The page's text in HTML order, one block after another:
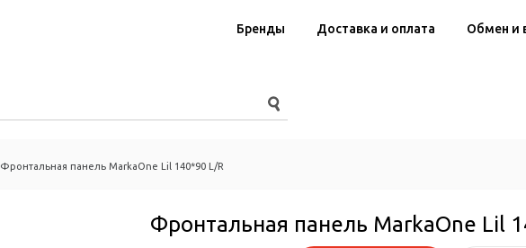
Бренды Доставка и оплата Обмен и
Фронтальная панель MarkaOne Lil 140*90 L/R
Фронтальная панель MarkaOne Lil